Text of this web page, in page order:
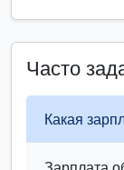
Часто
Какая